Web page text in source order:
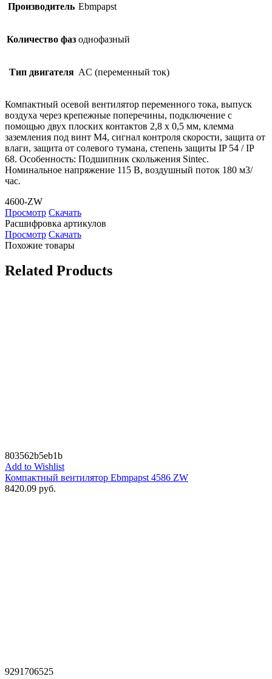
Производитель Ebmpapst
Количество фаз однофазный
Тип двигателя AC (переменный ток)
Компактный осевой вентилятор переменного тока, выпуск
воздуха через крепежные поперечины, подключение с
помощью двух плоских контактов 2,8 х 0,5 мм, клемма
заземления под винт М4, сигнал контроля скорости, защита от
влаги, защита от солевого тумана, степень защиты IP 54 / IP
68. Особенность: Подшипник скольжения Sintec.
Номинальное напряжение 115 В, воздушный поток 180 м3/
час.
4600-ZW
Просмотр Скачать
Расшифровка артикулов
Просмотр Скачать
Похожие товары
Related Products
803562b5eb1b
Add to Wishlist
Компактный вентилятор Ebmpapst 4586 ZW
8420.09 руб.
9291706525